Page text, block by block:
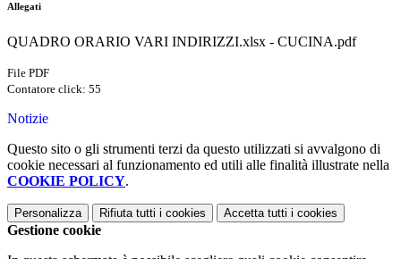
Allegati
QUADRO ORARIO VARI INDIRIZZI.xlsx - CUCINA.pdf
File PDF
Contatore click: 55
Notizie
Questo sito o gli strumenti terzi da questo utilizzati si avvalgono di
cookie necessari al funzionamento ed utili alle finalità illustrate nella
COOKIE POLICY.
Personalizza Rifiuta tutti i cookies Accetta tutti i cookies
Gestione cookie